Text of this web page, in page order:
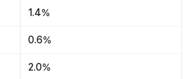
1.4%
0.6%
2.0%